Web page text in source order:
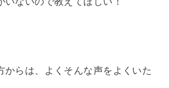
からは、よくそんな声をよくいた